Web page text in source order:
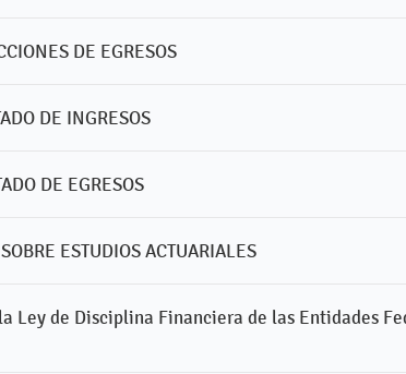
DE EGRESOS
DE INGRESOS
DE EGRESOS
ESTUDIOS ACTUARIALES
Ley de Disciplina Financiera de las Entidades